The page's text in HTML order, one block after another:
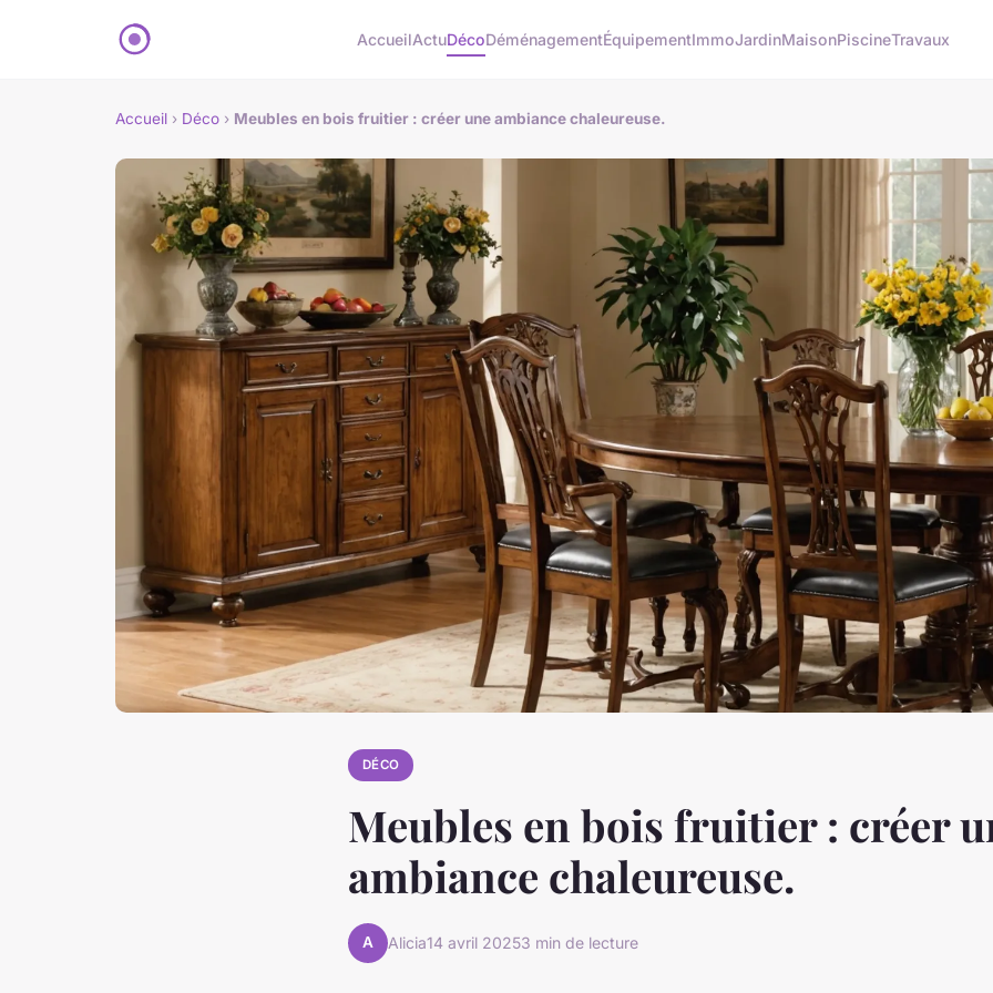
AccueilActuDécoDéménagementÉquipementImmoJardinMaisonPiscineTravaux
Accueil › Déco › Meubles en bois fruitier : créer une ambiance chaleureuse.
DÉCO
Meubles en bois fruitier : créer
ambiance chaleureuse.
A Alicia14 avril 20253 min de lecture